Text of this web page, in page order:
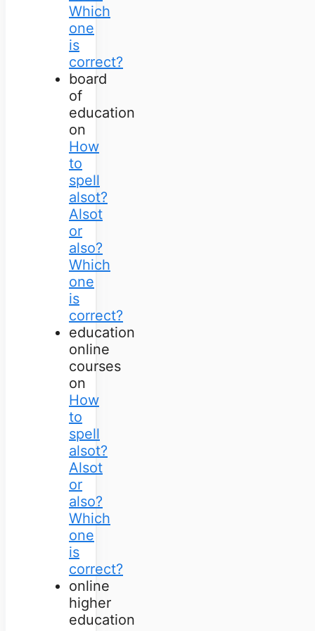
Which
one
is
correct?
board
of
education
on
How
to
spell
alsot?
Alsot
or
also?
Which
one
is
correct?
education
online
courses
on
How
to
spell
alsot?
Alsot
or
also?
Which
one
is
correct?
online
higher
education